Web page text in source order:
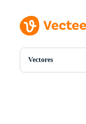
Vectores
Todas